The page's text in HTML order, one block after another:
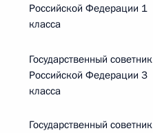
Российской Федерации 1
класса
Государственный советник
Российской Федерации 3
класса
Государственный советник